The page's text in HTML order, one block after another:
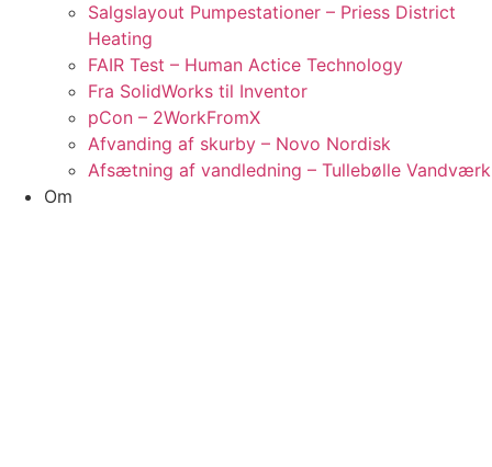
Salgslayout Pumpestationer – Priess District
Heating
FAIR Test – Human Actice Technology
Fra SolidWorks til Inventor
pCon – 2WorkFromX
Afvanding af skurby – Novo Nordisk
Afsætning af vandledning – Tullebølle Vandværk
Om